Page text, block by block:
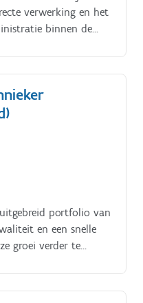
bijkomende
van elke procedure
en
Nauwkeurig
dossier (betalingen,
hierover rapporteren
verwerking en het
binnen de
Verwerken van
van het
portfolio van
en een snelle
groei verder te
technische
het oplossen van